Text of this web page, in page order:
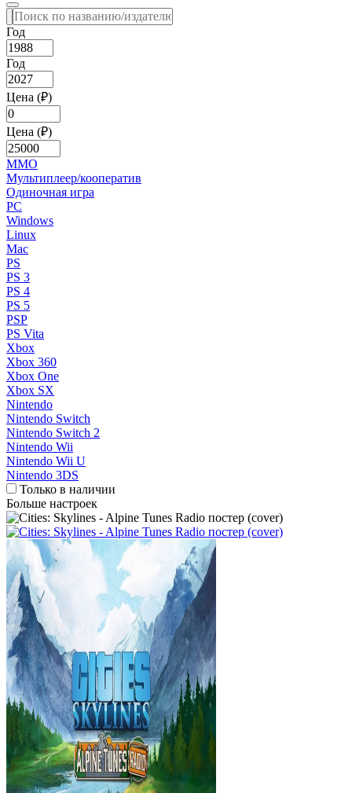
Год
Год
Цена (₽)
Цена (₽)
MMO
Мультиплеер/кооператив
Одиночная игра
PC
Windows
Linux
Mac
PS
PS 3
PS 4
PS 5
PSP
PS Vita
Xbox
Xbox 360
Xbox One
Xbox SX
Nintendo
Nintendo Switch
Nintendo Switch 2
Nintendo Wii
Nintendo Wii U
Nintendo 3DS
Только в наличии
Больше настроек